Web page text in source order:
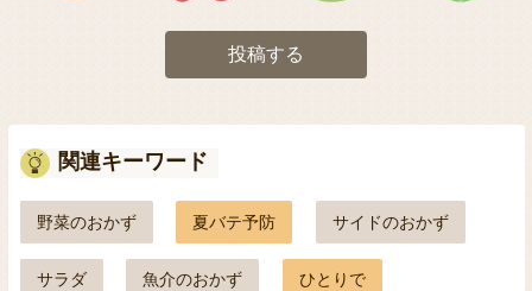
投稿する
関連キーワード
野菜のおかず 夏バテ予防 サイドのおかず
サラダ 魚介のおかず ひとりで